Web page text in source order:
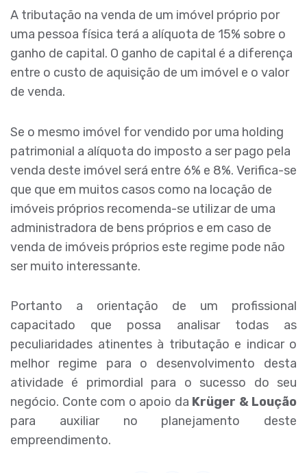
A tributação na venda de um imóvel próprio por
uma pessoa física terá a alíquota de 15% sobre o
ganho de capital. O ganho de capital é a diferença
entre o custo de aquisição de um imóvel e o valor
de venda.
Se o mesmo imóvel for vendido por uma holding
patrimonial a alíquota do imposto a ser pago pela
venda deste imóvel será entre 6% e 8%. Verifica-se
que que em muitos casos como na locação de
imóveis próprios recomenda-se utilizar de uma
administradora de bens próprios e em caso de
venda de imóveis próprios este regime pode não
ser muito interessante.
Portanto a orientação de um profissional
capacitado que possa analisar todas as
peculiaridades atinentes à tributação e indicar o
melhor regime para o desenvolvimento desta
atividade é primordial para o sucesso do seu
negócio. Conte com o apoio da Krüger & Loução
para auxiliar no planejamento deste
empreendimento.